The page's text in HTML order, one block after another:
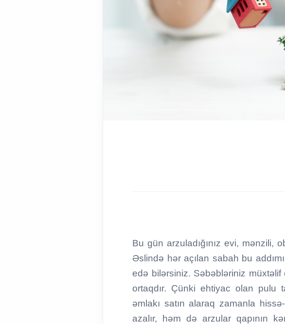
Bu gün arzuladığınız evi, mənzili,
Əslində hər açılan sabah bu
edə bilərsiniz. Səbəbləriniz
ortaqdır. Çünki ehtiyac olan pulu
əmlakı satın alaraq zamanla
azalır, həm də arzular qapının